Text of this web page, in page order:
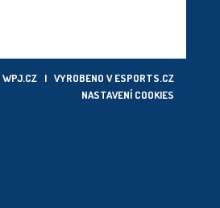
WPJ.CZ | VYROBENO VESPORTS.CZ
NASTAVENÍ COOKIES